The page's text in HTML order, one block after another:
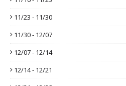
11/23 - 11/30
11/30 - 12/07
12/07 - 12/14
12/14 - 12/21